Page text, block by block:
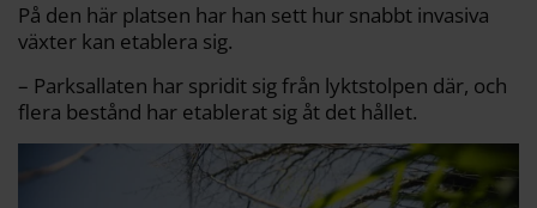
På den här platsen har han sett hur snabbt invasiva
växter kan etablera sig.
– Parksallaten har spridit sig från lyktstolpen där, och
flera bestånd har etablerat sig åt det hållet.